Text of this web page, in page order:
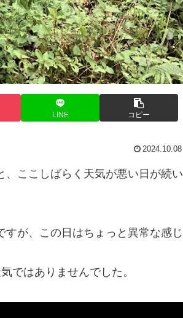
LINE コピー
2024.10.08
ここしばらく天気が悪い日が続い
が、この日はちょっと異常な感じ
ではありませんでした。